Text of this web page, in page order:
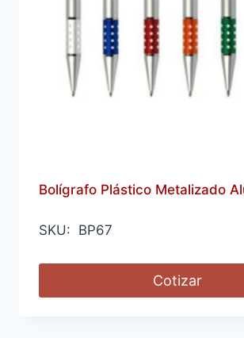
Bolígrafo Plástico Metalizado
SKU: BP67
Cotizar